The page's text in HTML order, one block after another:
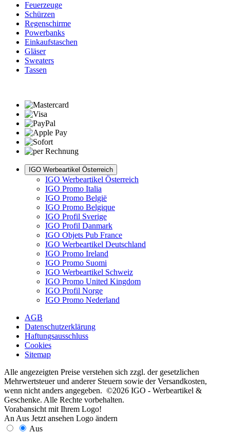
Feuerzeuge
Schürzen
Regenschirme
Powerbanks
Einkaufstaschen
Gläser
Sweaters
Tassen
IGO Werbeartikel Österreich
IGO Werbeartikel Österreich
IGO Promo Italia
IGO Promo België
IGO Promo Belgique
IGO Profil Sverige
IGO Profil Danmark
IGO Objets Pub France
IGO Werbeartikel Deutschland
IGO Promo Ireland
IGO Promo Suomi
IGO Werbeartikel Schweiz
IGO Promo United Kingdom
IGO Profil Norge
IGO Promo Nederland
AGB
Datenschutzerklärung
Haftungsausschluss
Cookies
Sitemap
Alle angezeigten Preise verstehen sich zzgl. der gesetzlichen
Mehrwertsteuer und anderer Steuern sowie der Versandkosten,
wenn nicht anders angegeben. ©2026 IGO - Werbeartikel &
Geschenke. Alle Rechte vorbehalten.
Vorabansicht mit Ihrem Logo!
An Aus Jetzt ansehen Logo ändern
Aus